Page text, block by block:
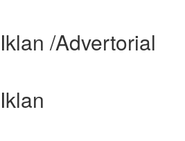
Iklan /Advertorial
Iklan